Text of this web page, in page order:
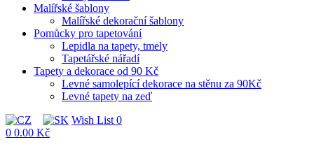
Malířské šablony
Malířské dekorační šablony
Pomůcky pro tapetování
Lepidla na tapety, tmely
Tapetářské nářadí
Tapety a dekorace od 90 Kč
Levné samolepící dekorace na stěnu za 90Kč
Levné tapety na zeď
Wish List 0
0 0.00 Kč